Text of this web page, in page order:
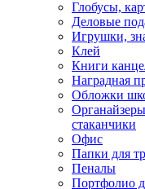
Глобусы,
Деловые
Игрушки,
Клей
Книги
Наградная
Обложки
стаканчики
Офис
Папки для
Пеналы
Портфолио